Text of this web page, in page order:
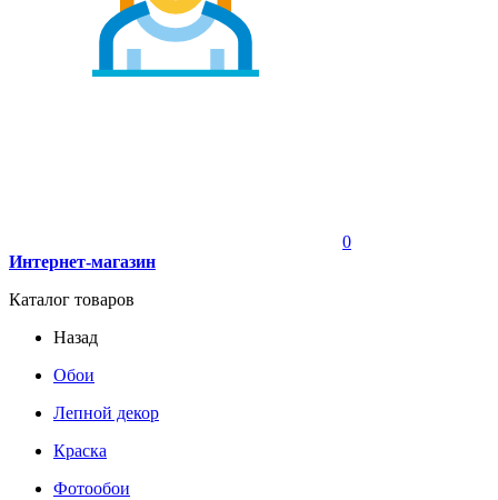
0
Интернет-магазин
Каталог товаров
Назад
Обои
Лепной декор
Краска
Фотообои